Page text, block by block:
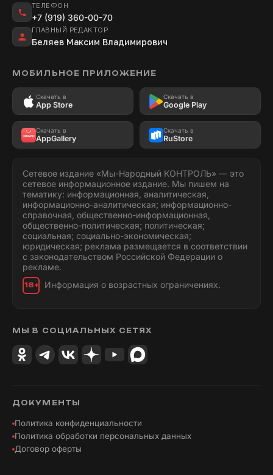
ТЕЛЕФОН
+7 (919) 360-00-70
ГЛАВНЫЙ РЕДАКТОР
Беляев Максим Владимирович
МОБИЛЬНОЕ ПРИЛОЖЕНИЕ
Скачать в
App Store
Скачать в
Google Play
Скачать в
AppGallery
Скачать в
RuStore
Сетевое издание «Мы-Народный КОНТРОЛЬ» — это
сетевое информационное издание. Мы пишем на
тематику: информационная, аналитическая,
информационно-аналитическая; информационно-
справочная, общественно-информационная,
общественно-политическая; политическая;
социальная; социально-экономическая;
юридическая; реклама размещается в соответствии
с законодательством Российской Федерации о
рекламе.
18+ Информация о возрастных ограничениях.
МЫ В СОЦИАЛЬНЫХ СЕТЯХ
ДОКУМЕНТЫ
Политика конфиденциальности
Политика обработки персональных данных
Договор оферты